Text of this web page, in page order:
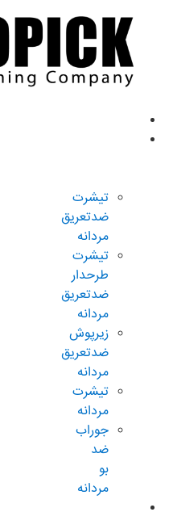
تیشرت
ضدتعریق
مردانه
تیشرت
طرحدار
ضدتعریق
مردانه
زیرپوش
ضدتعریق
مردانه
تیشرت
مردانه
جوراب
ضد
بو
مردانه